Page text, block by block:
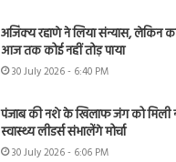
अजिंक्य रहाणे ने लिया संन्यास, लेकिन
आज तक कोई नहीं तोड़ पाया
30 July 2026 - 6:40 PM
पंजाब की नशे के खिलाफ जंग को मिली
स्वास्थ्य लीडर्स संभालेंगे मोर्चा
30 July 2026 - 6:06 PM